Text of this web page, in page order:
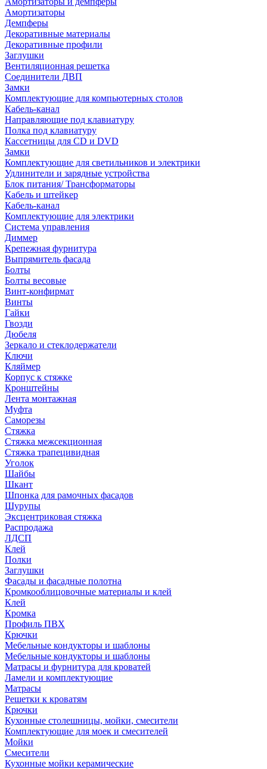
Амортизаторы
Демпферы
Декоративные материалы
Декоративные профили
Заглушки
Вентиляционная решетка
Соединители ДВП
Замки
Комплектующие для компьютерных столов
Кабель-канал
Направляющие под клавиатуру
Полка под клавиатуру
Кассетницы для CD и DVD
Замки
Комплектующие для светильников и электрики
Удлинители и зарядные устройства
Блок питания/ Трансформаторы
Кабель и штейкер
Кабель-канал
Комплектующие для электрики
Система управления
Диммер
Крепежная фурнитура
Выпрямитель фасада
Болты
Болты весовые
Винт-конфирмат
Винты
Гайки
Гвозди
Дюбеля
Зеркало и стеклодержатели
Ключи
Кляймер
Корпус к стяжке
Кронштейны
Лента монтажная
Муфта
Саморезы
Стяжка
Стяжка межсекционная
Стяжка трапецивидная
Уголок
Шайбы
Шкант
Шпонка для рамочных фасадов
Шурупы
Эксцентриковая стяжка
Распродажа
ЛДСП
Клей
Полки
Заглушки
Фасады и фасадные полотна
Кромкооблицовочные материалы и клей
Клей
Кромка
Профиль ПВХ
Крючки
Мебельные кондукторы и шаблоны
Мебельные кондукторы и шаблоны
Матрасы и фурнитура для кроватей
Ламели и комплектующие
Матрасы
Решетки к кроватям
Крючки
Кухонные столешницы, мойки, смесители
Комплектующие для моек и смесителей
Мойки
Смесители
Кухонные мойки керамические